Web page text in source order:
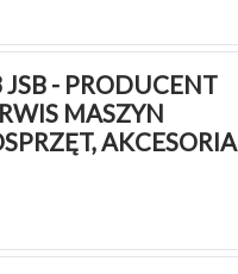
- PRODUCENT
MASZYN
AKCESORIA